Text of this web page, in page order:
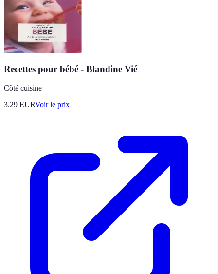
Recettes pour bébé - Blandine Vié
Côté cuisine
3.29 EURVoir le prix